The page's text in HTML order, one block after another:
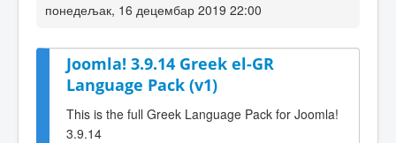
понедељак, 16 децембар 2019 22:00
Joomla! 3.9.14 Greek el-GR
Language Pack (v1)
This is the full Greek Language Pack for Joomla!
3.9.14